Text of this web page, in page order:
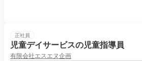
正社員
児童デイサービスの児童指導員
有限会社エスエヌ企画